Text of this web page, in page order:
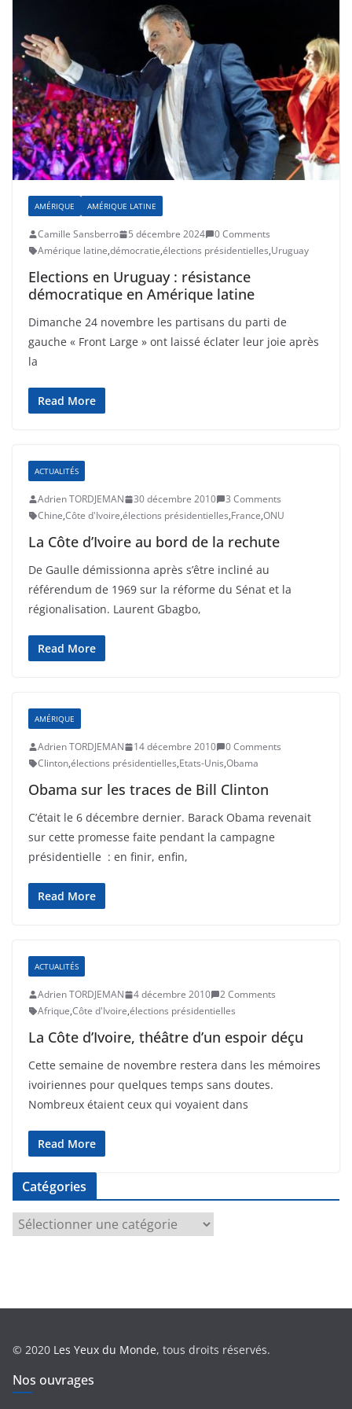
AMÉRIQUE AMÉRIQUE LATINE
Camille Sansberro 5 décembre 2024
0 Comments
Amérique latine,démocratie,élections présidentielles,Uruguay
Elections en Uruguay : résistance
démocratique en Amérique latine
Dimanche 24 novembre les partisans du parti de
gauche « Front Large » ont laissé éclater leur joie après
la
Read More
ACTUALITÉS
Adrien TORDJEMAN 30 décembre 2010
3 Comments
Chine,Côte d'Ivoire,élections présidentielles,France,ONU
La Côte d’Ivoire au bord de la rechute
De Gaulle démissionna après s’être incliné au
référendum de 1969 sur la réforme du Sénat et la
régionalisation. Laurent Gbagbo,
Read More
AMÉRIQUE
Adrien TORDJEMAN 14 décembre 2010
0 Comments
Clinton,élections présidentielles,Etats-Unis,Obama
Obama sur les traces de Bill Clinton
C’était le 6 décembre dernier. Barack Obama revenait
sur cette promesse faite pendant la campagne
présidentielle : en finir, enfin,
Read More
ACTUALITÉS
Adrien TORDJEMAN 4 décembre 2010
2 Comments
Afrique,Côte d'Ivoire,élections présidentielles
La Côte d’Ivoire, théâtre d’un espoir déçu
Cette semaine de novembre restera dans les mémoires
ivoiriennes pour quelques temps sans doutes.
Nombreux étaient ceux qui voyaient dans
Read More
Catégories
e
© 2020 Les Yeux du Monde, tous droits réservés.
Nos ouvrages